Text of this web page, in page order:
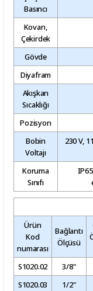
Basıncı
Kovan,
Çekirdek
Gövde
Diyafram
Akışkan
Sıcaklığı
Pozisyon
Bobin
Voltajı
230 V,
Koruma
Sınıfı
Ürün
Kod
numarası
Bağlantı
Ölçüsü
S1020.02 3/8"
S1020.03
1/2"